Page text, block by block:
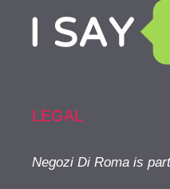
LEGAL
Negozi Di Roma is